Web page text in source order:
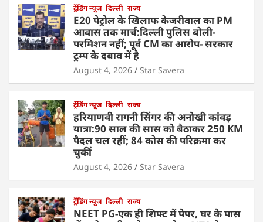
ट्रेंडिंग न्यूज दिल्ली राज्य
E20 पेट्रोल के खिलाफ केजरीवाल का PM
आवास तक मार्च:दिल्ली पुलिस बोली-
परमिशन नहीं; पूर्व CM का आरोप- सरकार
ट्रम्प के दबाव में है
August 4, 2026 Star Savera
ट्रेंडिंग न्यूज दिल्ली राज्य
हरियाणवी रागनी सिंगर की अनोखी कांवड़
यात्रा:90 साल की सास को बैठाकर 250 KM
पैदल चल रहीं; 84 कोस की परिक्रमा कर
चुकीं
August 4, 2026 Star Savera
ट्रेंडिंग न्यूज दिल्ली राज्य
NEET PG-एक ही शिफ्ट में पेपर, घर के पास